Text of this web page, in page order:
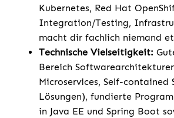
Kubernetes, Red Hat
Integration/Testing,
macht dir fachlich niemand
Technische Vielseitigkeit:
Bereich
Microservices, Self-contained
Lösungen), fundierte
in Java EE und Spring Boot